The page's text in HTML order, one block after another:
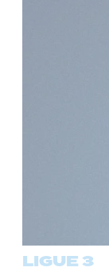
LIGUE 3